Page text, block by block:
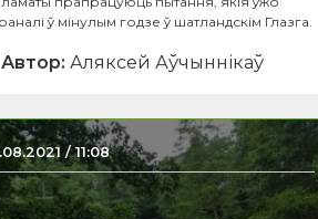
ў мінулым годзе ў шатландскім Глазга.
Автор: Аляксей Аўчыннікаў
/ 11:08